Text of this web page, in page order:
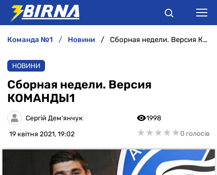
АНАЛІТИКА
ІНТЕРВ'Ю
РІЗНЕ
БУКМЕКЕРИ
команда №1 новини Сборная недели. Версия КОМАНДЫ1
НОВИНИ
Сборная недели. Версия
КОМАНДЫ1
Сергій Дем'янчук
19 квітня 2021, 19:02
1998
★★★★★
★★★★★0 голосів